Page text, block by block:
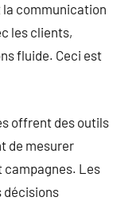
communication
les clients,
fluide. Ceci est
offrent des outils
de mesurer
campagnes. Les
décisions